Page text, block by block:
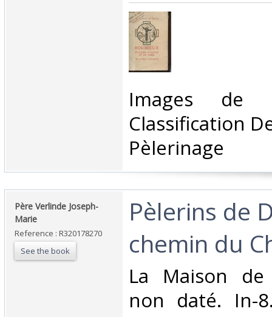
‎Images de
Classification
Pèlerinage‎
‎Père Verlinde Joseph-
Marie‎
Reference : R320178270
See the book
‎Pèlerins de
chemin du
‎La Maison de
non daté. In-